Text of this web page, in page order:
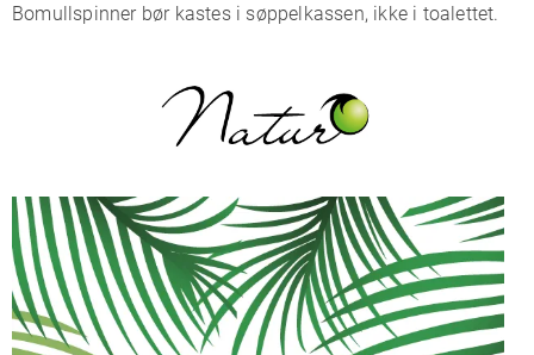
Bomullspinner bør kastes i søppelkassen, ikke i toalettet.